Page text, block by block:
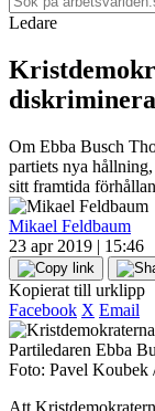
Ledare
Om Ebba Busch
partiets nya
sitt framtida
Mikael Feldbaum
23 apr 2019 | 15:46
Kopierat till urklipp
Facebook X Email
Partiledaren Ebba
Foto: Pavel Koubek